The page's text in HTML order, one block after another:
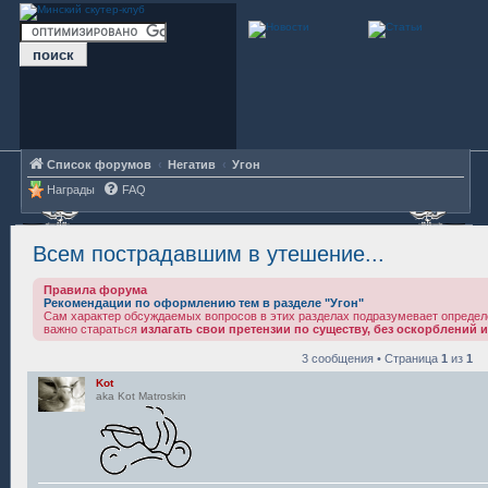
Список форумов Негатив
Угон
Награды
FAQ
Всем пострадавшим в утешение...
Правила форума
Рекомендации по оформлению тем в разделе "Угон"
Сам характер обсуждаемых вопросов в этих разделах подразумевает
важно стараться излагать свои претензии по существу, без оскорблений
3 сообщения • Страница 1 из 1
Kot
aka Kot Matroskin